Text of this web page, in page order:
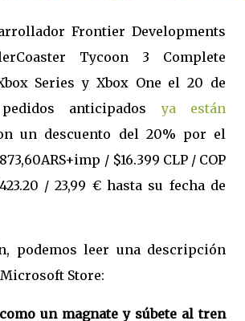
Frontier Developments
Tycoon 3 Complete
Series y Xbox One el 20 de
anticipadosya están
un descuento del 20% por el
/ $16.399 CLP / COP
/ 23,99 € hasta su fecha de
podemos leer una descripción
Store:
un magnate y súbete al tren